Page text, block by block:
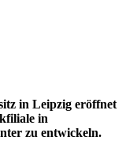
in Leipzig eröffnet
in
zu entwickeln.